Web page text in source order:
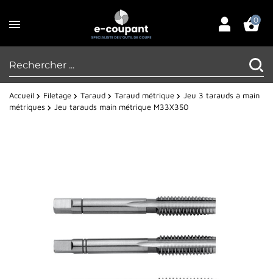
0
Accueil Filetage Taraud Taraud métrique
Jeu 3 tarauds à main
métriques
Jeu tarauds main métrique M33X350